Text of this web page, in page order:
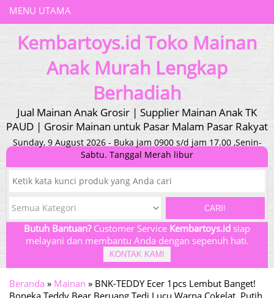
MENU UTAMA
Kembartoys.id Toko Mainan
Anak Murah Lengkap
Berhadiah
Jual Mainan Anak Grosir | Supplier Mainan Anak TK
PAUD | Grosir Mainan untuk Pasar Malam Pasar Rakyat
Sunday, 9 August 2026 - Buka jam 0900 s/d jam 17.00 ,Senin-
Sabtu. Tanggal Merah libur
CARI!
Butuh Bantuan?Customer Service Kembartoys.id siap
melayani dan membantu Anda dengan sepenuh hati.
KONTAK KAMI
Beranda » Mainan » BNK-TEDDY Ecer 1pcs Lembut Banget!
Boneka Teddy Bear Beruang Tedi Lucu Warna Cokelat, Putih,